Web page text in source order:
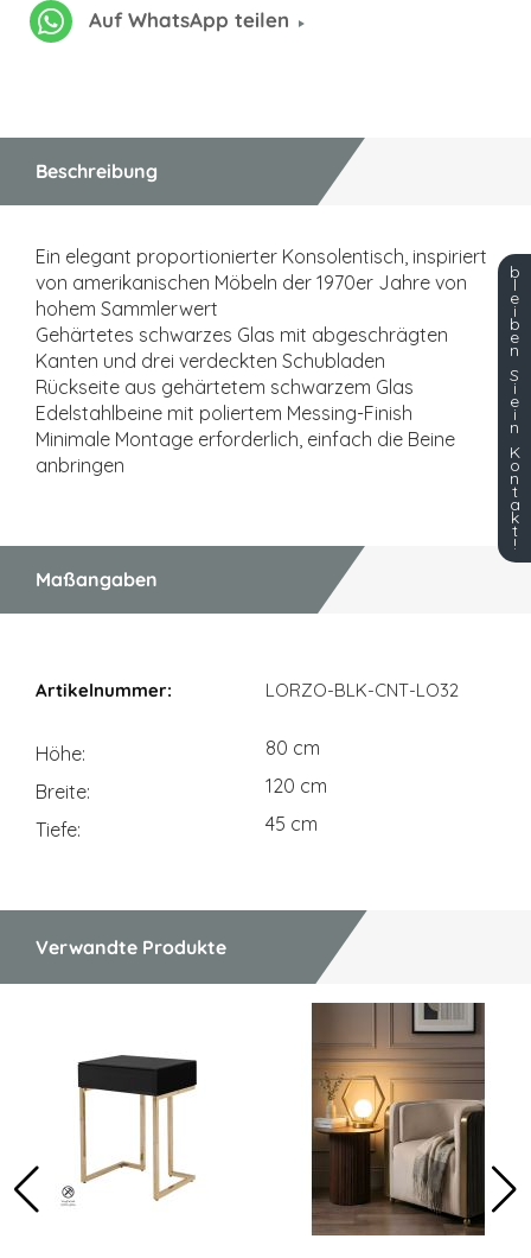
Auf WhatsApp teilen
Beschreibung
Ein elegant proportionierter Konsolentisch, inspiriert
von amerikanischen Möbeln der 1970er Jahre von
hohem Sammlerwert
Gehärtetes schwarzes Glas mit abgeschrägten
Kanten und drei verdeckten Schubladen
Rückseite aus gehärtetem schwarzem Glas
Edelstahlbeine mit poliertem Messing-Finish
Minimale Montage erforderlich, einfach die Beine
anbringen
Maßangaben
LORZO-BLK-CNT-LO32
Höhe
80 cm
Breite
120 cm
Tiefe
45 cm
Verwandte Produkte
b
l
e
i
b
e
n
S
i
e
i
n
K
o
n
t
a
k
t
!